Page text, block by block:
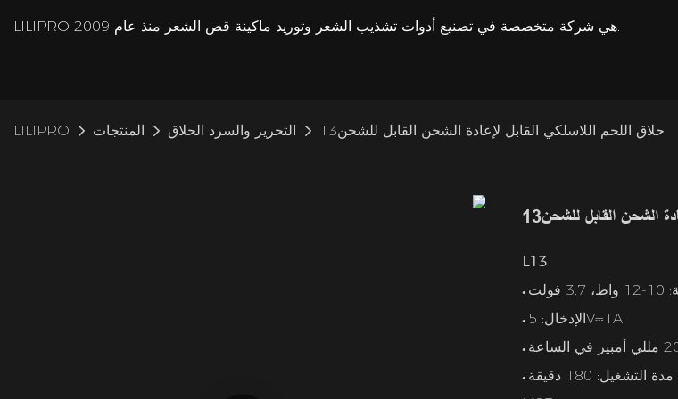
LILIPRO هي شركة متخصصة في تصنيع أدوات تشذيب الشعر وتوريد ماكينة قص الشعر منذ عام 2009.
LILIPRO المنتجات التحرير والسرد الحلاق حلاق اللحم اللاسلكي القابل لإعادة الشحن القابل للشحن13
الشحن القابل للشحن13
L13
●
● الإدخال: 5V⎓1A
●
●